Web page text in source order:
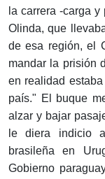
la carrera -carga
Olinda, que
de esa región, el
mandar la prisión
en realidad
país." El buque
alzar y bajar
le diera indicio
brasileña en
Gobierno